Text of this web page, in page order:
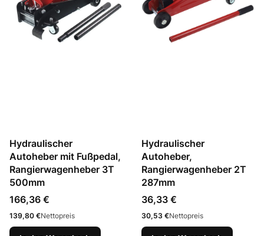
Hydraulischer
Autoheber mit Fußpedal,
Rangierwagenheber 3T
500mm
Preis
166,36 €
Preis
139,80 €Nettopreis
Hydraulischer
Autoheber,
Rangierwagenheber 2T
287mm
Preis
36,33 €
Preis
30,53 €Nettopreis